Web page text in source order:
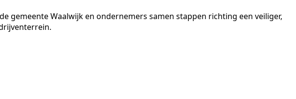
gemeente Waalwijk en ondernemers samen stappen richting een veiliger,